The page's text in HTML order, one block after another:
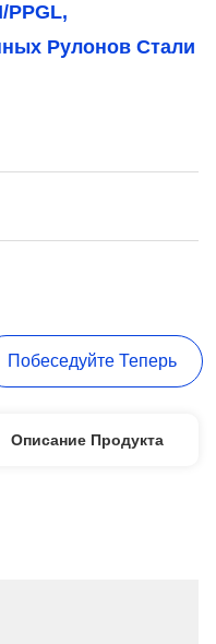
Рулонов Стали
Побеседуйте Теперь
Описание Продукта